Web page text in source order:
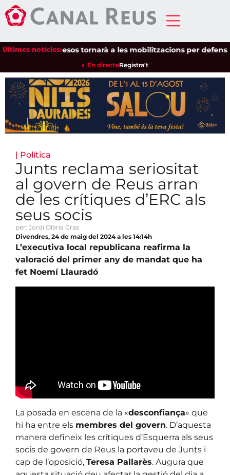
Últimes notícies:
de Pagesos tornarà a les mobilitzacions per defensar
En directeRegistra't
| Política
Junts reclama seriositat
al govern de Reus arran
de les crítiques d’ERC als
seus socis
per: Jordi Olària Gras
Divendres, 24 de maig del 2024 a les 14:14h
L’executiva local republicana reafirma la
valoració del primer any de mandat que ha
fet Noemí Llauradó
La posada en escena de la «desconfiança» que
hi ha entre els membres del govern. D’aquesta
manera defineix les crítiques d’Esquerra als seus
socis de govern de Reus la portaveu de Junts i
cap de l’oposició, Teresa Pallarès. Augura que